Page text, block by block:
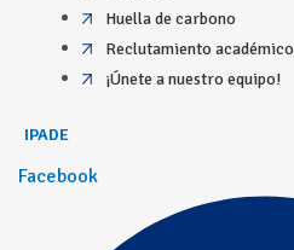
Huella de carbono
Reclutamiento académico
¡Únete a nuestro equipo!
IPADE
Facebook